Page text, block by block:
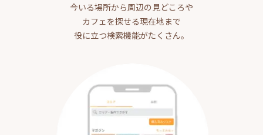
今いる場所から周辺の見どころや
カフェを探せる現在地まで
役に立つ検索機能がたくさん。